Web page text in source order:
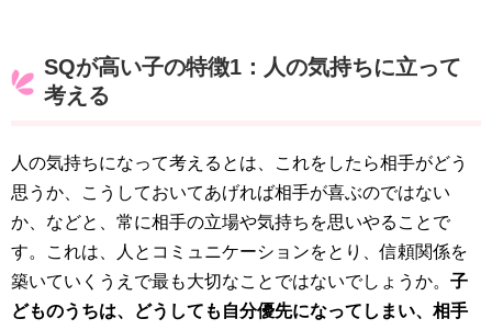
SQが高い子の特徴1：人の気持ちに立って
考える
人の気持ちになって考えるとは、これをしたら相手がどう
思うか、こうしておいてあげれば相手が喜ぶのではない
か、などと、常に相手の立場や気持ちを思いやることで
す。これは、人とコミュニケーションをとり、信頼関係を
築いていくうえで最も大切なことではないでしょうか。 子
どものうちは、どうしても自分優先になってしまい、相手